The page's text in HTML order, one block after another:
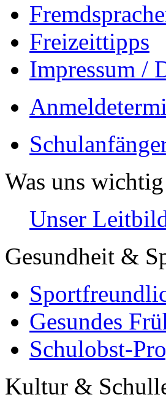
Freizeittipps
Impressum /
Was uns
Unser
Gesundheit &
Gesundes
Schulobst-
Kultur &